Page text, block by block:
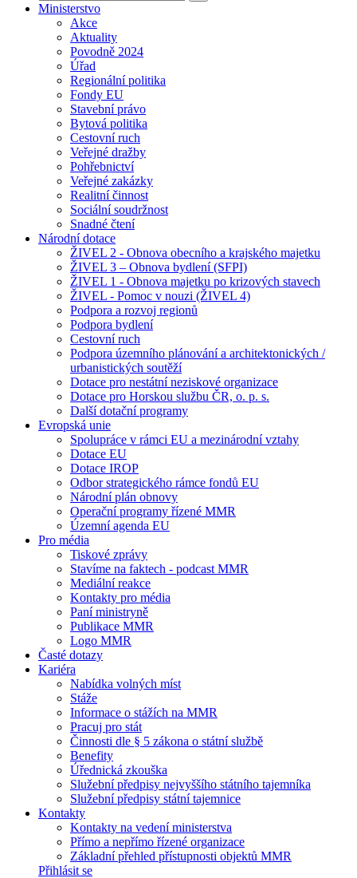
Ministerstvo
Akce
Aktuality
Povodně 2024
Úřad
Regionální politika
Fondy EU
Stavební právo
Bytová politika
Cestovní ruch
Veřejné dražby
Pohřebnictví
Veřejné zakázky
Realitní činnost
Sociální soudržnost
Snadné čtení
Národní dotace
ŽIVEL 2 - Obnova obecního a krajského majetku
ŽIVEL 3 – Obnova bydlení (SFPI)
ŽIVEL 1 - Obnova majetku po krizových stavech
ŽIVEL - Pomoc v nouzi (ŽIVEL 4)
Podpora a rozvoj regionů
Podpora bydlení
Cestovní ruch
Podpora územního plánování a architektonických /
urbanistických soutěží
Dotace pro nestátní neziskové organizace
Dotace pro Horskou službu ČR, o. p. s.
Další dotační programy
Evropská unie
Spolupráce v rámci EU a mezinárodní vztahy
Dotace EU
Dotace IROP
Odbor strategického rámce fondů EU
Národní plán obnovy
Operační programy řízené MMR
Územní agenda EU
Pro média
Tiskové zprávy
Stavíme na faktech - podcast MMR
Mediální reakce
Kontakty pro média
Paní ministryně
Publikace MMR
Logo MMR
Časté dotazy
Kariéra
Nabídka volných míst
Stáže
Informace o stážích na MMR
Pracuj pro stát
Činnosti dle § 5 zákona o státní službě
Benefity
Úřednická zkouška
Služební předpisy nejvyššího státního tajemníka
Služební předpisy státní tajemnice
Kontakty
Kontakty na vedení ministerstva
Přímo a nepřímo řízené organizace
Základní přehled přístupnosti objektů MMR
Přihlásit se